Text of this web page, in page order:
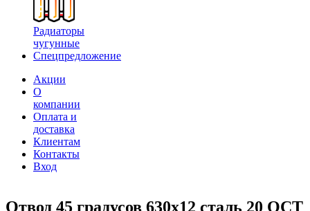
Радиаторы
чугунные
Спецпредложение
Акции
О
компании
Оплата и
доставка
Клиентам
Контакты
Вход
Отвод 45 градусов 630х12 сталь 20 ОСТ